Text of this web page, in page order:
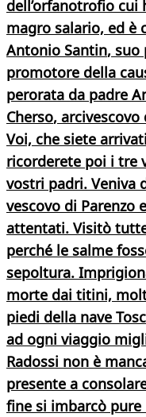
dell’orfanotrofio cui
magro salario, ed è
Antonio Santin, suo
promotore della
perorata da padre
Cherso, arcivescovo
Voi, che siete
ricorderete poi i tre
vostri padri. Veniva
vescovo di Parenzo
attentati. Visitò
perché le salme
sepoltura.
morte dai titini,
piedi della nave
ad ogni viaggio
Radossi non è
presente a
fine si imbarcò